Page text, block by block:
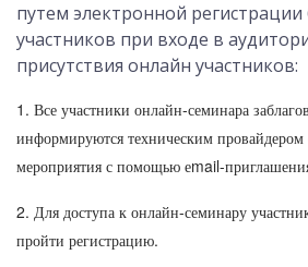
путем электронной
участников при входе в
присутствия онлайн участников:
1. Все участники онлайн-семинара
информируются техническим провайдером
мероприятия с помощью еmail-
2. Для доступа к онлайн-семинару
пройти регистрацию.